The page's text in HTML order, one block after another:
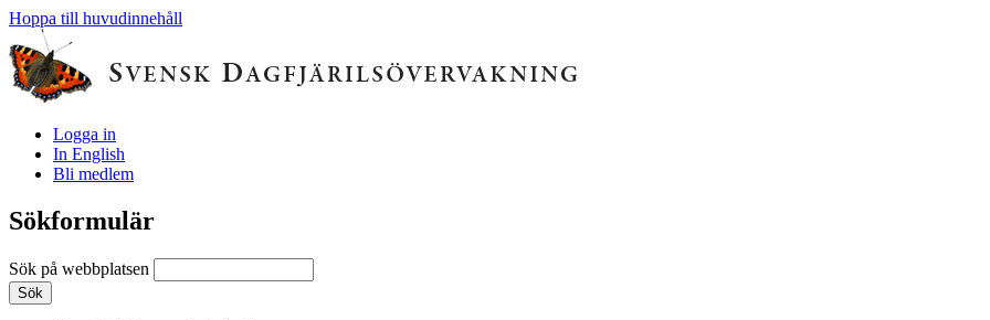
Hoppa till huvudinnehåll
Logga in
In English
Bli medlem
Sökformulär
Sök på webbplatsen